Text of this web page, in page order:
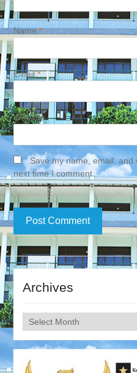
Name*
Email*
Website
Save my name, email,
next time I comment.
Archives
Archives